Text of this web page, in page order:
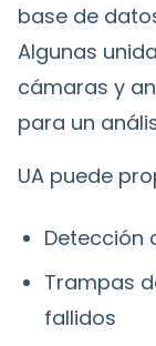
base de
Algunas
cámaras y
para un
UA puede
Detección
Trampas
fallidos